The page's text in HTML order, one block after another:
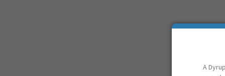
A